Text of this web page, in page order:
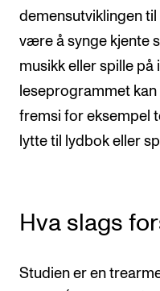
demensutviklingen
være å synge kjente
musikk eller spille på
leseprogrammet
fremsi for eksempel
lytte til lydbok eller
Hva slags
Studien er en